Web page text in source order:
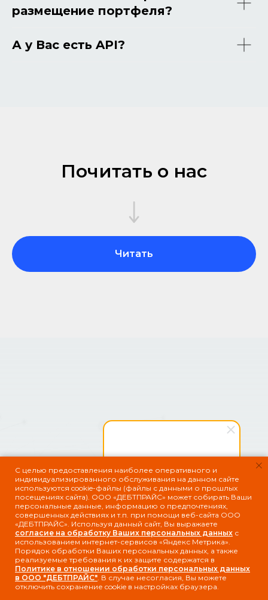
Виноградов Константин
Здравствуйте! Готов помочь
вам. Напишите мне, если у
вас появятся вопросы.
размещение портфеля?
А у Вас есть API?
Почитать о нас
Читать
Оставить заявку
Для покупки или продажи долга
купить долг
продать долг
С целью предоставления наиболее оперативного и
индивидуализированного обслуживания на данном сайте
используются cookie-файлы (файлы с данными о прошлых
посещениях сайта). ООО «ДЕБТПРАЙС» может собирать Ваши
персональные данные, информацию о предпочтениях,
совершенных действиях и т.п. при помощи веб-сайта ООО
«ДЕБТПРАЙС». Используя данный сайт, Вы выражаете
согласие на обработку Ваших персональных данных с
использованием интернет-сервисов «Яндекс Метрика».
Порядок обработки Ваших персональных данных, а также
реализуемые требования к их защите содержатся в
Политике в отношении обработки персональных данных
в ООО "ДЕБТПРАЙС". В случае несогласия, Вы можете
отключить сохранение cookie в настройках браузера.